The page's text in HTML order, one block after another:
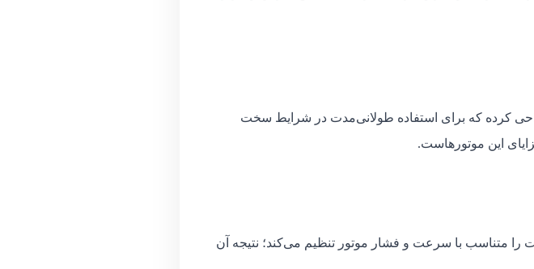
کرده که برای استفاده طولانی‌مدت در شرایط سخت
این موتورهاست.
متناسب با سرعت و فشار موتور تنظیم می‌کند؛ نتیجه آن